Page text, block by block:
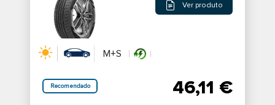
Ver produto
M+S
Recomendado 46,11 €